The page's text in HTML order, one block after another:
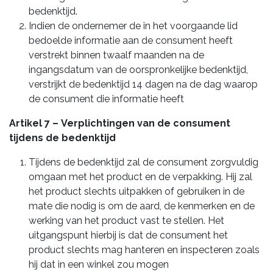
bedenktijd.
Indien de ondernemer de in het voorgaande lid
bedoelde informatie aan de consument heeft
verstrekt binnen twaalf maanden na de
ingangsdatum van de oorspronkelijke bedenktijd,
verstrijkt de bedenktijd 14 dagen na de dag waarop
de consument die informatie heeft
Artikel 7 – Verplichtingen van de consument
tijdens de bedenktijd
Tijdens de bedenktijd zal de consument zorgvuldig
omgaan met het product en de verpakking. Hij zal
het product slechts uitpakken of gebruiken in de
mate die nodig is om de aard, de kenmerken en de
werking van het product vast te stellen. Het
uitgangspunt hierbij is dat de consument het
product slechts mag hanteren en inspecteren zoals
hij dat in een winkel zou mogen